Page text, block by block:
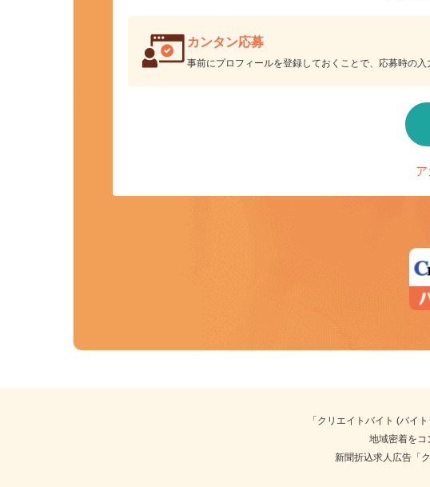
カンタン応募
事前にプロフィールを登録しておくことで、応募時の